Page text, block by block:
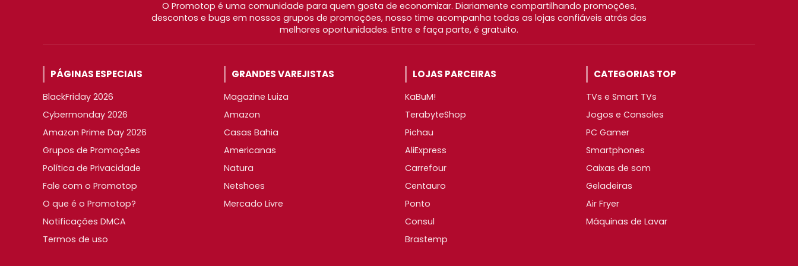
O Promotop é uma comunidade para quem gosta de economizar. Diariamente compartilhando promoções,
descontos e bugs em nossos grupos de promoções, nosso time acompanha todas as lojas confiáveis atrás das
melhores oportunidades. Entre e faça parte, é gratuito.
PÁGINAS ESPECIAIS
BlackFriday 2026
Cybermonday 2026
Amazon Prime Day 2026
Grupos de Promoções
Política de Privacidade
Fale com o Promotop
O que é o Promotop?
Notificações DMCA
Termos de uso
GRANDES VAREJISTAS
Magazine Luiza
Amazon
Casas Bahia
Americanas
Natura
Netshoes
Mercado Livre
LOJAS PARCEIRAS
KaBuM!
TerabyteShop
Pichau
AliExpress
Carrefour
Centauro
Ponto
Consul
Brastemp
CATEGORIAS TOP
TVs e Smart TVs
Jogos e Consoles
PC Gamer
Smartphones
Caixas de som
Geladeiras
Air Fryer
Máquinas de Lavar